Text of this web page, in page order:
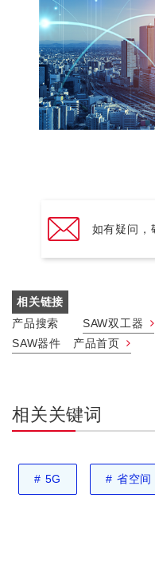
如有疑问，
相关链接
产品搜索 SAW双工器
SAW器件 产品首页
相关关键词
# 5G # 省空间